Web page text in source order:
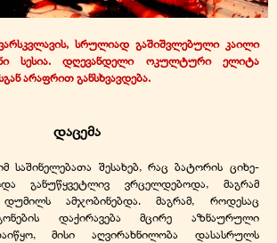
სრულიად გაშიშვლებული კაილი
სესია. დღევანდელი ოკულტური ელიტა
არაფრით განსხვავდება.
დაცემა
საშინელებათა შესახებ, რაც ბატორის ციხე-
განუწყვეტლივ ვრცელდებოდა, მაგრამ
ამჯობინებდა. მაგრამ, როდესაც
დაქირავება მცირე აზნაურული
მისი აღვირახნილობა დასასრულს